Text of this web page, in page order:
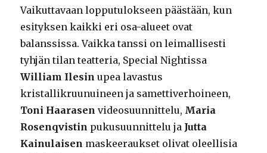
Vaikuttavaan lopputulokseen päästään, kun
esityksen kaikki eri osa-alueet ovat
balanssissa. Vaikka tanssi on leimallisesti
tyhjän tilan teatteria, Special Nightissa
William Ilesin upea lavastus
kristallikruunuineen ja samettiverhoineen,
Toni Haarasen videosuunnittelu, Maria
Rosenqvistin pukusuunnittelu ja Jutta
Kainulaisen maskeeraukset olivat oleellisia